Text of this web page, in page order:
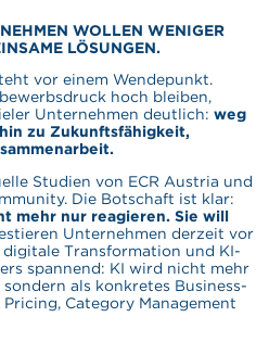
WOLLEN WENIGER
LÖSUNGEN.
vor einem Wendepunkt.
hoch bleiben,
Unternehmen deutlich: weg
zu Zukunftsfähigkeit,
Studien von ECR Austria und
Die Botschaft ist klar:
mehr nur reagieren. Sie will
Unternehmen derzeit vor
Transformation und KI-
spannend: KI wird nicht mehr
als konkretes Business-
Category Management